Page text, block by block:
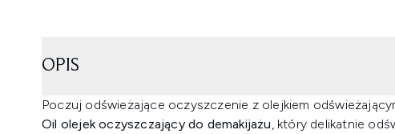
OPIS
Poczuj odświeżające oczyszczenie z olejkiem
Oil olejek oczyszczający do demakijażu, który delikatnie